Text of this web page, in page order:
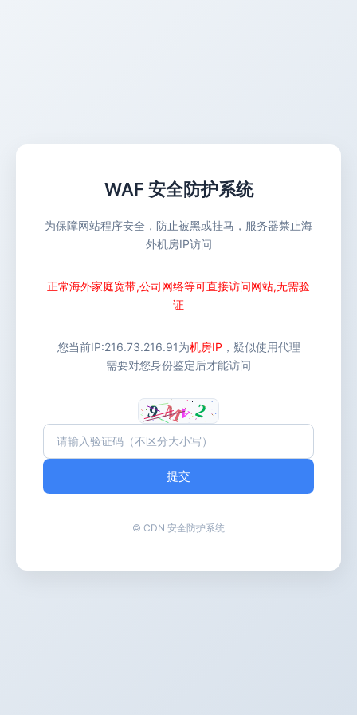
WAF 安全防护系统
为保障网站程序安全，防止被黑或挂马，服务器禁止海
外机房IP访问
正常海外家庭宽带,公司网络等可直接访问网站,无需验
证
您当前IP:216.73.216.91为机房IP ，疑似使用代理
需要对您身份鉴定后才能访问
提交
© CDN 安全防护系统